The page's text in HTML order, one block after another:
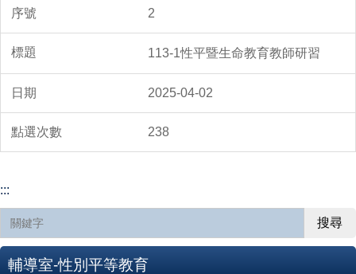
2
113-1性平暨生命教育教師研習
2025-04-02
238
:::
搜尋
輔導室-性別平等教育